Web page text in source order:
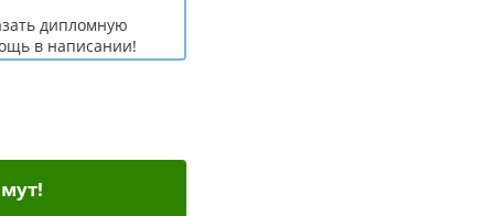
дипломную
в написании!